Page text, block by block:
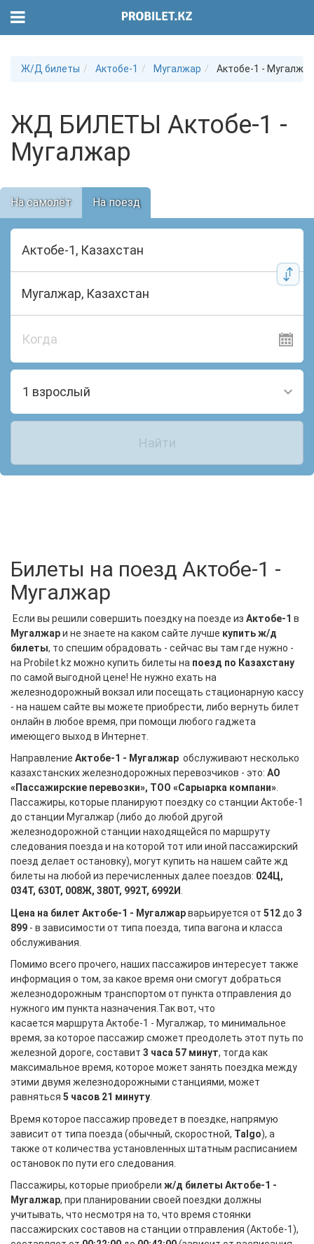
Ж/Д билеты Актобе-1 Мугалжар Актобе-1 - Мугалжар
ЖД БИЛЕТЫ Актобе-1 -
Мугалжар
На самолёт На поезд
Когда
1 взрослый
Найти
Билеты на поезд Актобе-1 -
Мугалжар
Если вы решили совершить поездку на поезде из Актобе-1 в
Мугалжари не знаете на каком сайте лучше купить ж/д
билеты, то спешим обрадовать - сейчас вы там где нужно -
на Probilet.kz можно купить билеты на поезд по Казахстану
по самой выгодной цене! Не нужно ехать на
железнодорожный вокзал или посещать стационарную кассу
- на нашем сайте вы можете приобрести, либо вернуть билет
онлайн в любое время, при помощи любого гаджета
имеющего выход в Интернет.
Направление Актобе-1 - Мугалжар обслуживают несколько
казахстанских железнодорожных перевозчиков - это: АО
«Пассажирские перевозки», ТОО «Сарыарка компани»
Пассажиры, которые планируют поездку со станции Актобе-1
до станции Мугалжар (либо до любой другой
железнодорожной станции находящейся по маршруту
следования поезда и на которой тот или иной пассажирский
поезд делает остановку), могут купить на нашем сайте жд
билеты на любой из перечисленных далее поездов: 024Ц,
034Т, 630Т, 008Ж, 380Т, 992Т, 6992И
Цена на билет Актобе-1 - Мугалжарварьируется от 512 до 3
899 - в зависимости от типа поезда, типа вагона и класса
обслуживания.
Помимо всего прочего, наших пассажиров интересует также
информация о том, за какое время они смогут добраться
железнодорожным транспортом от пункта отправления до
нужного им пункта назначения.Так вот, что
касается маршрута Актобе-1 - Мугалжар, то минимальное
время, за которое пассажир сможет преодолеть этот путь по
железной дороге, составит 3 часа 57 минут, тогда как
максимальное время, которое может занять поездка между
этими двумя железнодорожными станциями, может
равняться 5 часов 21 минуту
Время которое пассажир проведет в поездке, напрямую
зависит от типа поезда (обычный, скоростной, Talgo), а
также от количества установленных штатным расписанием
остановок по пути его следования.
Пассажиры, которые приобрели ж/д билеты Актобе-1 -
Мугалжар, при планировании своей поездки должны
учитывать, что несмотря на то, что время стоянки
пассажирских составов на станции отправления (Актобе-1),